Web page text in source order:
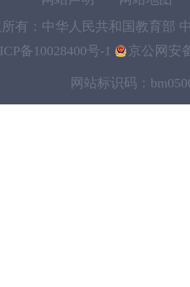
所有：中华人民共和国教育部
备10028400号-1
京公网安
网站标识码：